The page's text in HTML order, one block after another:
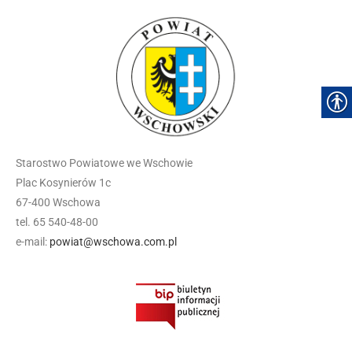
Starostwo Powiatowe we Wschowie
Plac Kosynierów 1c
67-400 Wschowa
tel. 65 540-48-00
e-mail: powiat@wschowa.com.pl